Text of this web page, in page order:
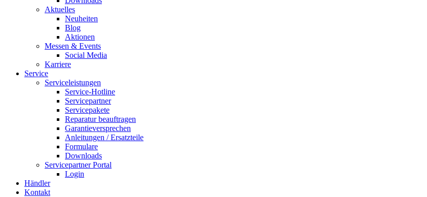
Aktuelles
Neuheiten
Blog
Aktionen
Messen & Events
Social Media
Karriere
Service
Serviceleistungen
Service-Hotline
Servicepartner
Servicepakete
Reparatur beauftragen
Garantieversprechen
Anleitungen / Ersatzteile
Formulare
Downloads
Servicepartner Portal
Login
Händler
Kontakt